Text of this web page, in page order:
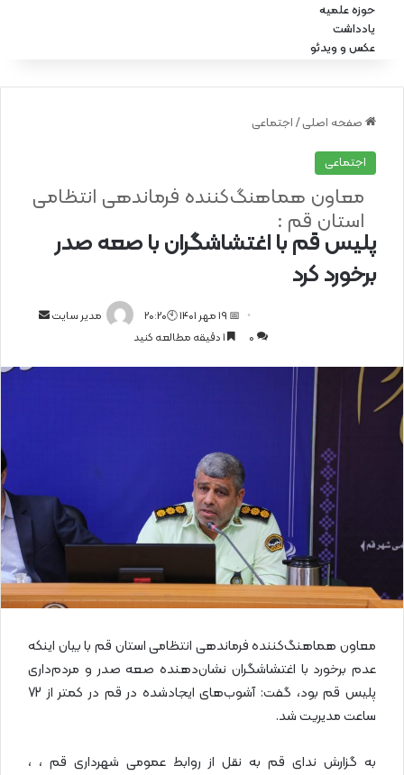
حوزه علمیه
یادداشت
عکس و ویدئو
صفحه اصلی / اجتماعی
اجتماعی
پلیس قم با اغتشاشگران با صعه صدر
برخورد کرد
معاون هماهنگ‌کننده فرماندهی انتظامی
استان قم :
مدیر سایت
📅 19 مهر 1401 🕙20:20
0
معاون هماهنگ‌کننده فرماندهی انتظامی استان قم با بیان اینکه
عدم برخورد با اغتشاشگران نشان‌دهنده صعه صدر و مردم‌داری
پلیس قم بود، گفت: آشوب‌های ایجادشده در قم در کمتر از 72
ساعت مدیریت شد.
به گزارش ندای قم به نقل از روابط عمومی شهرداری قم ، ،